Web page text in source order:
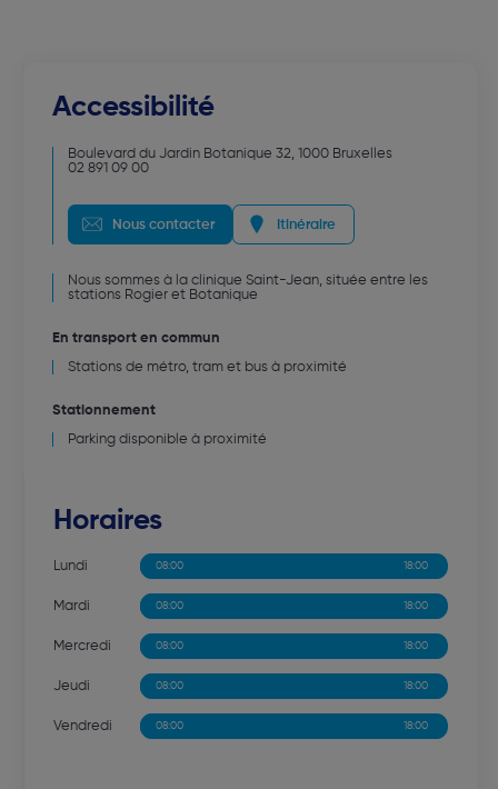
Accessibilité
Boulevard du Jardin Botanique 32, 1000 Bruxelles
02 891 09 00
Nous contacter Itinéraire
Nous sommes à la clinique Saint-Jean, située entre les
stations Rogier et Botanique
En transport en commun
Stations de métro, tram et bus à proximité
Stationnement
Parking disponible à proximité
Horaires
Lundi 08:00 18:00
Mardi 08:00 18:00
Mercredi 08:00 18:00
Jeudi 08:00 18:00
Vendredi 08:00 18:00